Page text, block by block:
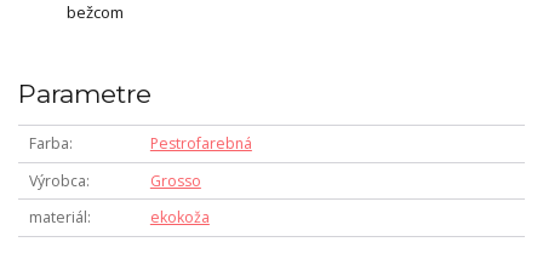
bežcom
Parametre
Farba
Pestrofarebná
Výrobca
Grosso
materiál
ekokoža